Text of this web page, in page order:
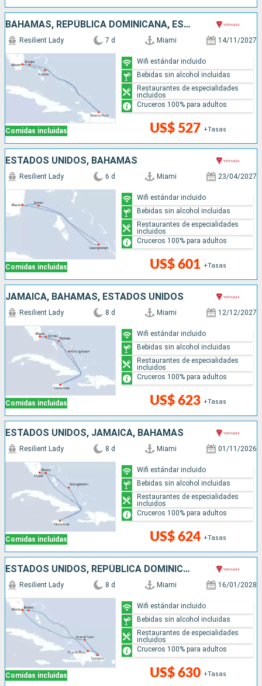
BAHAMAS, REPÚBLICA DOMINICANA, ESTADOS UNIDOS
Comidas incluidas
Resilient Lady 7 d Miami 14/11/2027
US$ 527 +Tasas
Wifi estándar incluido
Bebidas sin alcohol incluidas
Restaurantes de especialidades
incluidos
Cruceros 100% para adultos
ESTADOS UNIDOS, BAHAMAS
Comidas incluidas
Resilient Lady 6 d Miami 23/04/2027
US$ 601 +Tasas
Wifi estándar incluido
Bebidas sin alcohol incluidas
Restaurantes de especialidades
incluidos
Cruceros 100% para adultos
JAMAICA, BAHAMAS, ESTADOS UNIDOS
Comidas incluidas
Resilient Lady 8 d Miami 12/12/2027
US$ 623 +Tasas
Wifi estándar incluido
Bebidas sin alcohol incluidas
Restaurantes de especialidades
incluidos
Cruceros 100% para adultos
ESTADOS UNIDOS, JAMAICA, BAHAMAS
Comidas incluidas
Resilient Lady 8 d Miami 01/11/2026
US$ 624 +Tasas
Wifi estándar incluido
Bebidas sin alcohol incluidas
Restaurantes de especialidades
incluidos
Cruceros 100% para adultos
ESTADOS UNIDOS, REPÚBLICA DOMINICANA, BAHAMAS
Comidas incluidas
Resilient Lady 8 d Miami 16/01/2028
US$ 630 +Tasas
Wifi estándar incluido
Bebidas sin alcohol incluidas
Restaurantes de especialidades
incluidos
Cruceros 100% para adultos